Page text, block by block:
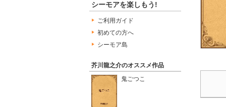
シーモアを楽しもう!
ご利用ガイド
初めての方へ
シーモア島
芥川龍之介のオススメ作品
鬼ごつこ